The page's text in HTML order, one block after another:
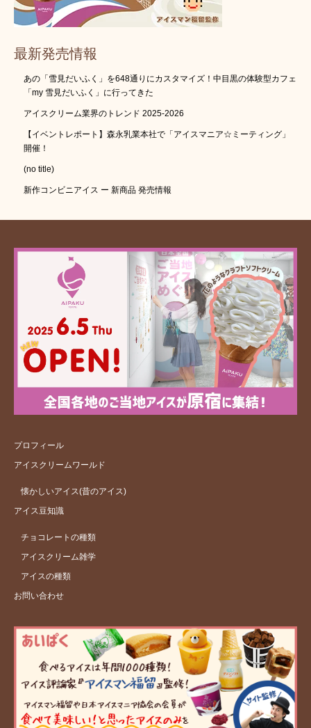
最新発売情報
あの「雪見だいふく」を648通りにカスタマイズ！中目黒の体験型カフェ
「my 雪見だいふく」に行ってきた
アイスクリーム業界のトレンド 2025-2026
【イベントレポート】森永乳業本社で「アイスマニア☆ミーティング」
開催！
(no title)
新作コンビニアイス ー 新商品 発売情報
プロフィール
アイスクリームワールド
懐かしいアイス(昔のアイス)
アイス豆知識
チョコレートの種類
アイスクリーム雑学
アイスの種類
お問い合わせ